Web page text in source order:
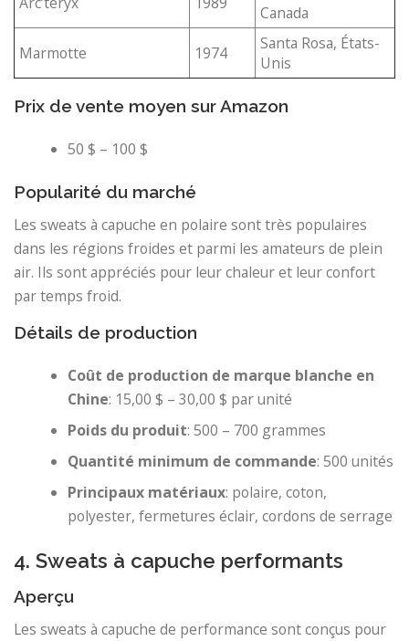
Canada
Marmotte
1974
Santa Rosa, États-
Unis
Prix ​​de vente moyen sur Amazon
50 $ – 100 $
Popularité du marché
Les sweats à capuche en polaire sont très populaires
dans les régions froides et parmi les amateurs de plein
air. Ils sont appréciés pour leur chaleur et leur confort
par temps froid.
Détails de production
Coût de production de marque blanche en
Chine: 15,00 $ – 30,00 $ par unité
Poids du produit: 500 – 700 grammes
Quantité minimum de commande: 500 unités
Principaux matériaux: polaire, coton,
polyester, fermetures éclair, cordons de serrage
4. Sweats à capuche performants
Aperçu
Les sweats à capuche de performance sont conçus pour